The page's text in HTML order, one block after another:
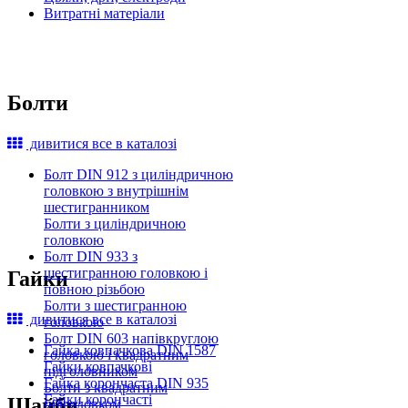
Витратні матеріали
Болти
дивитися все в каталозі
Болт DIN 912 з циліндричною
головкою з внутрішнім
шестигранником
Болти з циліндричною
головкою
Болт DIN 933 з
шестигранною головкою і
повною різьбою
Болти з шестигранною
головкою
Болт DIN 603 напівкруглою
головкою і квадратним
підголовником
Болти з квадратним
підголовком
Гайки
дивитися все в каталозі
Гайка ковпачкова DIN 1587
Гайки ковпачкові
Гайка корончаста DIN 935
Гайки корончасті